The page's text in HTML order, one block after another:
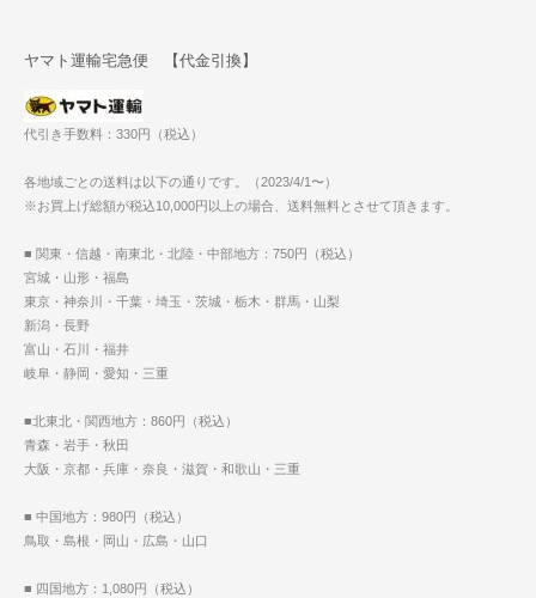
ヤマト運輸宅急便 【代金引換】
代引き手数料：330円（税込）
各地域ごとの送料は以下の通りです。（2023/4/1〜）
※お買上げ総額が税込10,000円以上の場合、送料無料とさせて頂きます。
■ 関東・信越・南東北・北陸・中部地方：750円（税込）
宮城・山形・福島
東京・神奈川・千葉・埼玉・茨城・栃木・群馬・山梨
新潟・長野
富山・石川・福井
岐阜・静岡・愛知・三重
■北東北・関西地方：860円（税込）
青森・岩手・秋田
大阪・京都・兵庫・奈良・滋賀・和歌山・三重
■ 中国地方：980円（税込）
鳥取・島根・岡山・広島・山口
■ 四国地方：1,080円（税込）